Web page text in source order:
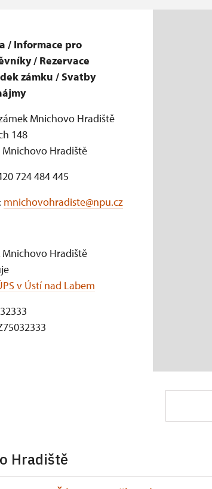
/ Informace pro
/ Rezervace
zámku / Svatby
Mnichovo Hradiště
148
Mnichovo Hradiště
724 484 445
mnichovohradiste@npu.cz
Mnichovo Hradiště
v Ústí nad Labem
Hradiště